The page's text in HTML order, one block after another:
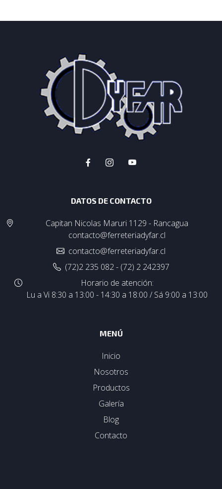
DATOS DE CONTACTO
Capitan Nicolas Maruri 1129 - Rancagua
contacto@ferreteriadyfar.cl
contacto@ferreteriadyfar.cl
(72)2 235 082 - (72) 2 242397
Horario de atención:
Lu a Vi 8:30 a 13:00 - 14:30 a 18:00 / Sá 9:00 a 13:00
MENÚ
Inicio
Nosotros
Productos
Galería
Blog
Contacto